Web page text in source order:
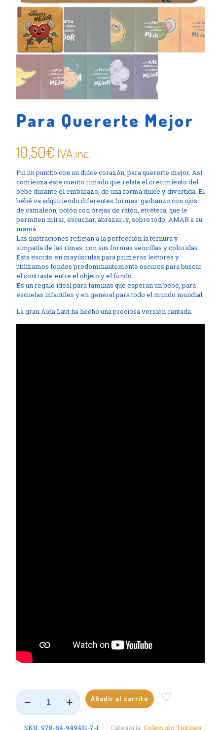
Para Quererte Mejor
10,50€ IVA inc.
Fui un puntito con un dulce corazón, para quererte mejor. Así
comienza este cuento rimado que relata el crecimiento del
bebé durante el embarazo, de una forma dulce y divertida. El
bebé va adquiriendo diferentes formas: garbanzo con ojos
de camaleón, botón con orejas de ratón, etcétera, que le
permiten mirar, escuchar, abrazar…y, sobre todo, AMAR a su
mamá.
Las ilustraciones reflejan a la perfección la ternura y
simpatía de las rimas, con sus formas sencillas y coloridas.
Está escrito en mayúsculas para primeros lectores y
utilizamos fondos predominantemente oscuros para buscar
el contraste entre el objeto y el fondo.
Es un regalo ideal para familias que esperan un bebé, para
escuelas infantiles y en general para todo el mundo mundial.
La gran Aida Laut ha hecho una preciosa versión cantada.
Para
Quererte
Mejor
cantidad
Añadir al carrito
SKU: 978-84-949431-7-1 Categoría: Colección Tintineo